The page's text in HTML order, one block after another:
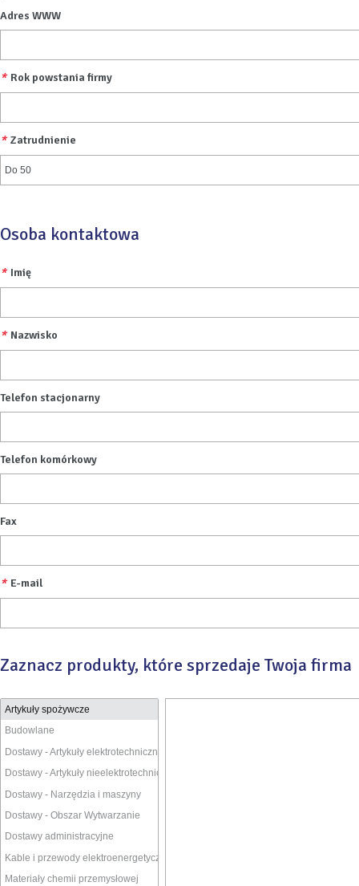
Adres WWW
Rok powstania firmy
*
Zatrudnienie
*
Osoba kontaktowa
Imię
*
Nazwisko
*
Telefon stacjonarny
Telefon komórkowy
Fax
E-mail
*
Zaznacz produkty, które sprzedaje Twoja firma